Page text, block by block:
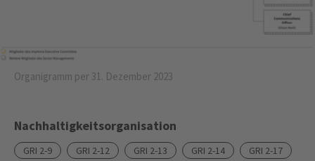
Organigramm per 31. Dezember 2023
Nachhaltigkeitsorganisation
GRI 2-9 GRI 2-12 GRI 2-13 GRI 2-14
GRI 2-17